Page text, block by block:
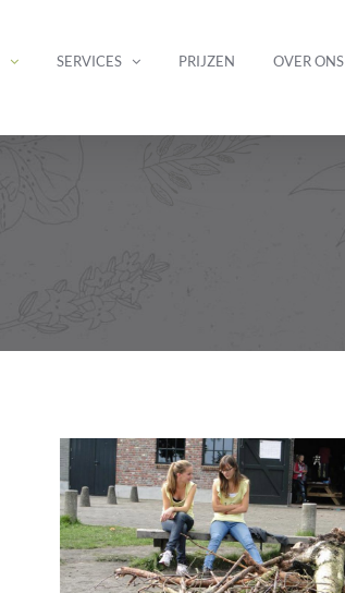
SERVICES PRIJZEN OVER ONS